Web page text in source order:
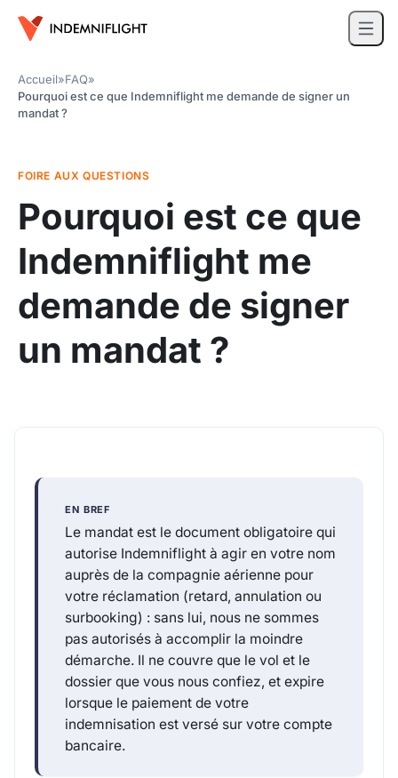
Accueil»FAQ»
Pourquoi est ce que Indemniflight me demande de signer un
mandat ?
FOIRE AUX QUESTIONS
Pourquoi est ce que
Indemniflight me
demande de signer
un mandat ?
EN BREF
Le mandat est le document obligatoire qui
autorise Indemniflight à agir en votre nom
auprès de la compagnie aérienne pour
votre réclamation (retard, annulation ou
surbooking) : sans lui, nous ne sommes
pas autorisés à accomplir la moindre
démarche. Il ne couvre que le vol et le
dossier que vous nous confiez, et expire
lorsque le paiement de votre
indemnisation est versé sur votre compte
bancaire.